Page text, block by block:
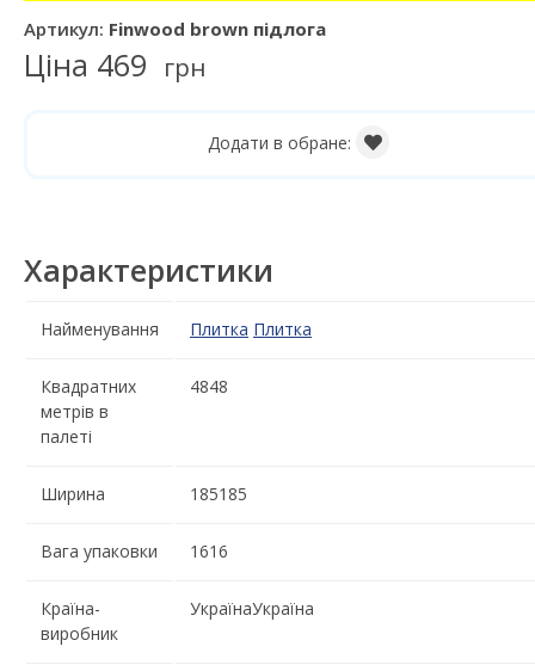
Артикул: Finwood brown підлога
Ціна 469 грн
Додати в обране:
Характеристики
Найменування Плитка Плитка
Квадратних
метрів в
палеті
4848
Ширина 185185
Вага упаковки 1616
Країна-
виробник
УкраїнаУкраїна